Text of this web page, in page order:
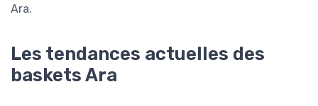
Ara.
Les tendances actuelles des
baskets Ara